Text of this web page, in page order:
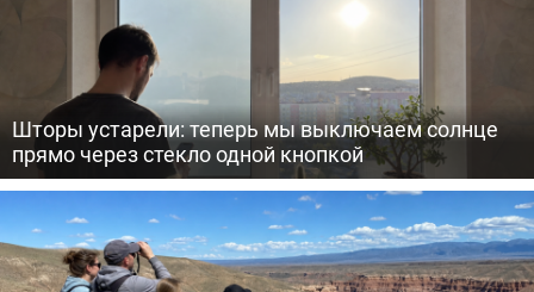
Шторы устарели: теперь мы выключаем солнце
прямо через стекло одной кнопкой